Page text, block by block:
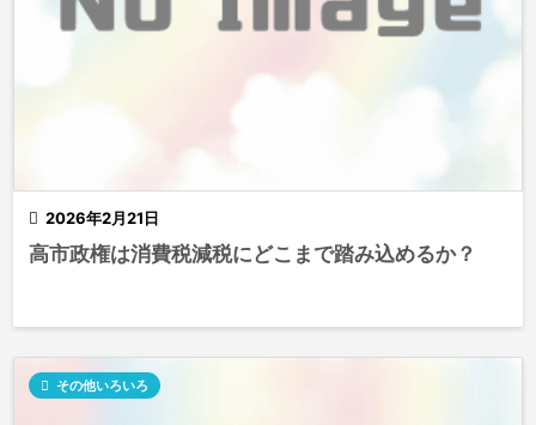
 2026年2月21日
高市政権は消費税減税にどこまで踏み込めるか？
 その他いろいろ